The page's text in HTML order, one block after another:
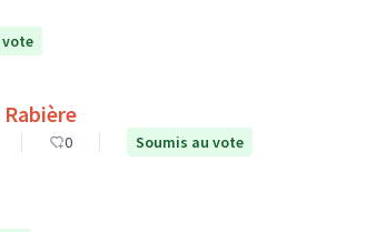
vote
0 Soumis au vote